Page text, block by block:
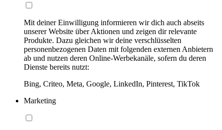
Mit deiner Einwilligung informieren wir dich auch abseits
unserer Website über Aktionen und zeigen dir relevante
Produkte. Dazu gleichen wir deine verschlüsselten
personenbezogenen Daten mit folgenden externen Anbietern
ab und nutzen deren Online-Werbekanäle, sofern du deren
Dienste bereits nutzt:
Bing, Criteo, Meta, Google, LinkedIn, Pinterest, TikTok
Marketing